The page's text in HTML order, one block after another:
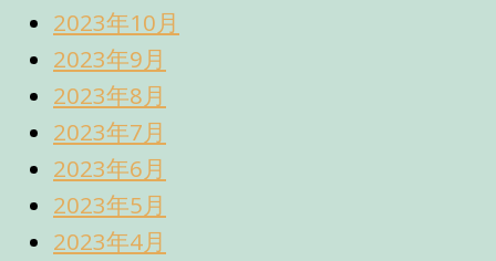
2023年10月
2023年9月
2023年8月
2023年7月
2023年6月
2023年5月
2023年4月